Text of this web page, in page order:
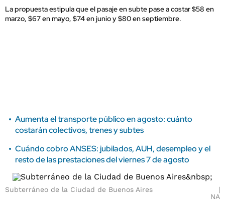
La propuesta estipula que el pasaje en subte pase a costar $58 en
marzo, $67 en mayo, $74 en junio y $80 en septiembre.
Aumenta el transporte público en agosto: cuánto
costarán colectivos, trenes y subtes
Cuándo cobro ANSES: jubilados, AUH, desempleo y el
resto de las prestaciones del viernes 7 de agosto
Subterráneo de la Ciudad de Buenos Aires
NA